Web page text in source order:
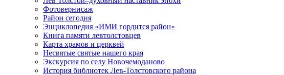
Фотовернисаж
Район сегодня
Энциклопедия «ИМИ гордится район»
Книга памяти левтолстовцев
Карта храмов и церквей
Несвятые святые нашего края
Экскурсия по селу Новочемоданово
История библиотек Лев-Толстовского района